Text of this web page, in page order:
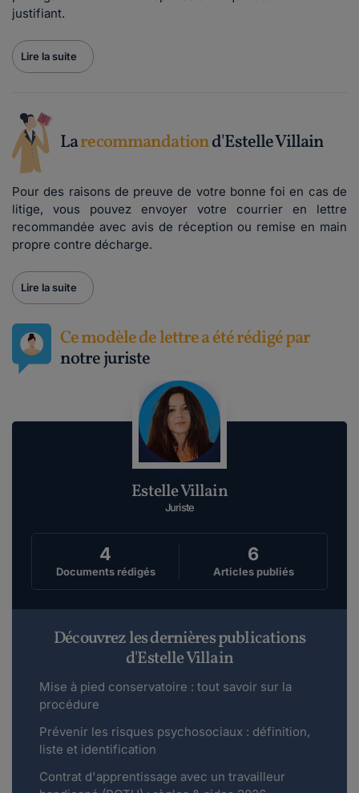
justifiant.
Lire la suite
Larecommandationd'Estelle Villain
Pour des raisons de preuve de votre bonne foi en cas de
litige, vous pouvez envoyer votre courrier en lettre
recommandée avec avis de réception ou remise en main
propre contre décharge.
Lire la suite
Ce modèle de lettre a été rédigé par
notre juriste
Estelle Villain
Juriste
4
Documents rédigés
6
Articles publiés
Découvrez les dernières publications
d'Estelle Villain
Mise à pied conservatoire : tout savoir sur la
procédure
Prévenir les risques psychosociaux : définition,
liste et identification
Contrat d'apprentissage avec un travailleur